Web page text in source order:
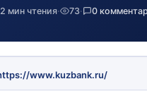
мин чтения· 73· 0
www.kuzbank.ru/